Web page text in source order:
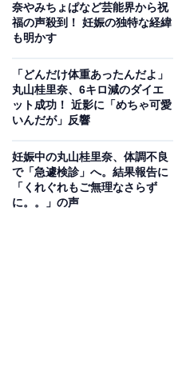
奈やみちょぱなど芸能界から祝
福の声殺到！ 妊娠の独特な経緯
も明かす
「どんだけ体重あったんだよ」
丸山桂里奈、6キロ減のダイエ
ット成功！ 近影に「めちゃ可愛
いんだが」反響
妊娠中の丸山桂里奈、体調不良
で「急遽検診」へ。結果報告に
「くれぐれもご無理なさらず
に。。」の声